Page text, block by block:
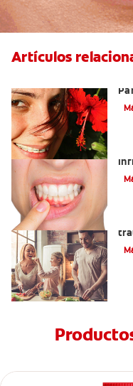
Artículos